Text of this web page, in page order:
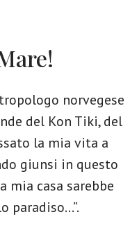
norvegese
del Kon Tiki, del
la mia vita a
giunsi in questo
mia casa sarebbe
paradiso…”.